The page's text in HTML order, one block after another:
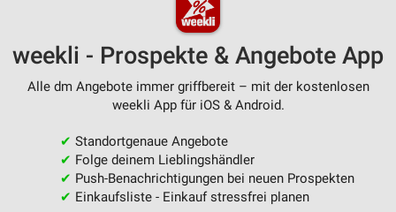
weekli - Prospekte & Angebote App
Alle dm Angebote immer griffbereit – mit der kostenlosen
weekli App für iOS & Android.
✔ Standortgenaue Angebote
✔ Folge deinem Lieblingshändler
✔ Push-Benachrichtigungen bei neuen Prospekten
✔ Einkaufsliste - Einkauf stressfrei planen